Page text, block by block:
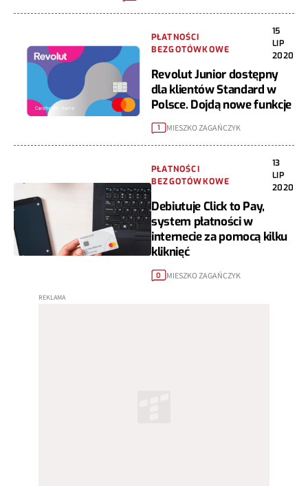
PŁATNOŚCI
BEZGOTÓWKOWE
15
LIP
2020
Revolut Junior dostępny
dla klientów Standard w
Polsce. Dojdą nowe funkcje
1 MIESZKO ZAGAŃCZYK
PŁATNOŚCI
BEZGOTÓWKOWE
13
LIP
2020
Debiutuje Click to Pay,
system płatności w
internecie za pomocą kilku
kliknięć
0 MIESZKO ZAGAŃCZYK